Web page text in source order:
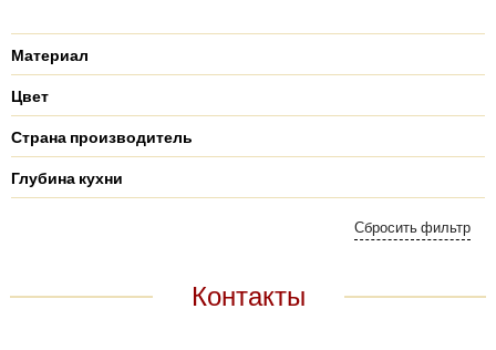
Материал
Цвет
Страна производитель
Глубина кухни
Контакты